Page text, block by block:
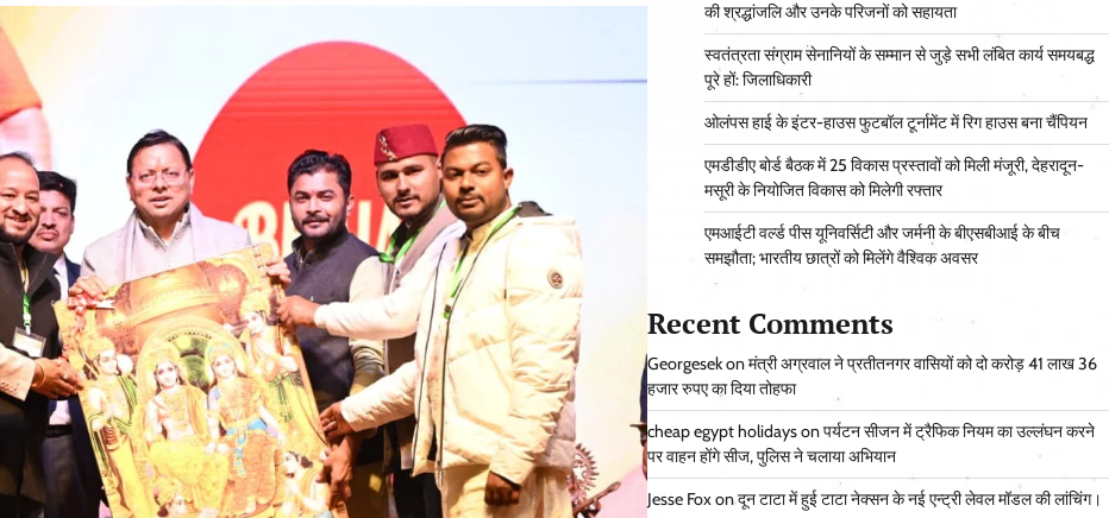
की श्रद्धांजलि और उनके परिजनों को सहायता
स्वतंत्रता संग्राम सेनानियों के सम्मान से जुड़े सभी लंबित कार्य समयबद्ध
पूरे हों: जिलाधिकारी
ओलंपस हाई के इंटर-हाउस फुटबॉल टूर्नामेंट में रिग हाउस बना चैंपियन
एमडीडीए बोर्ड बैठक में 25 विकास प्रस्तावों को मिली मंजूरी, देहरादून-
मसूरी के नियोजित विकास को मिलेगी रफ्तार
एमआईटी वर्ल्ड पीस यूनिवर्सिटी और जर्मनी के बीएसबीआई के बीच
समझौता; भारतीय छात्रों को मिलेंगे वैश्विक अवसर
Recent Comments
Georgesekonमंत्री अग्रवाल ने प्रतीतनगर वासियों को दो करोड़ 41 लाख 36
हजार रुपए का दिया तोहफा
cheap egypt holidaysonपर्यटन सीजन में ट्रैफिक नियम का उल्लंघन करने
पर वाहन होंगे सीज, पुलिस ने चलाया अभियान
Jesse Foxonदून टाटा में हुई टाटा नेक्सन के नई एन्ट्री लेवल मॉडल की लांचिंग।